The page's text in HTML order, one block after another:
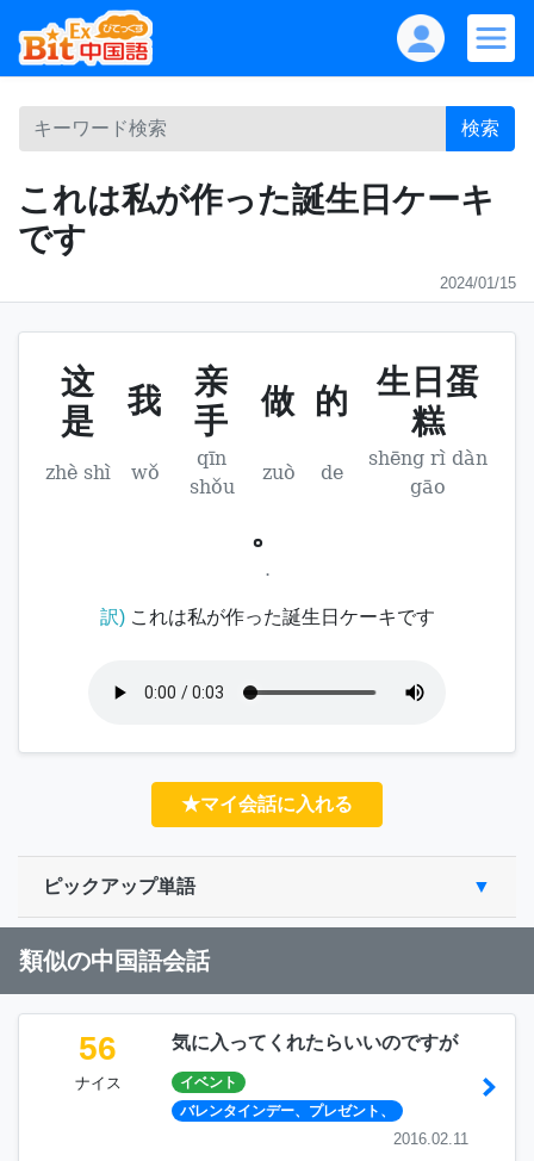
検索
これは私が作った誕生日ケーキ
です
2024/01/15
这
是
我
亲
手
做 的
生日蛋
糕
zhè shì wǒ
qīn
shǒu
zuò de
shēng rì dàn
gāo
。
.
訳)これは私が作った誕生日ケーキです
★マイ会話に入れる
ピックアップ単語
類似の中国語会話
56
ナイス
気に入ってくれたらいいのですが
イベント
バレンタインデー、プレゼント、
2016.02.11